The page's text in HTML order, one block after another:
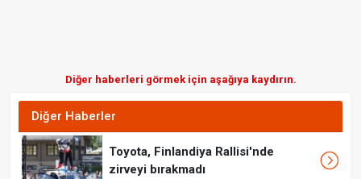
Diğer haberleri görmek için aşağıya kaydırın.
Diğer Haberler
Toyota, Finlandiya Rallisi'nde
zirveyi bırakmadı